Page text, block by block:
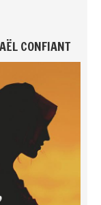
CONFIANT